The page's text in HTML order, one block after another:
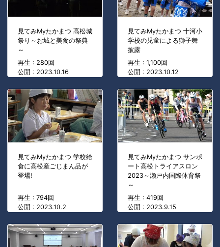
見てみMyたかまつ 高松城
祭り～お城と美食の祭典
～
再生 : 280回
公開 : 2023.10.16
見てみMyたかまつ 十河小
学校の児童による獅子舞
披露
再生 : 1,100回
公開 : 2023.10.12
見てみMyたかまつ 学校給
食に高松産ごじまん品が
登場!
再生 : 794回
公開 : 2023.10.2
見てみMyたかまつ サンポ
ート高松トライアスロン
2023～瀬戸内国際体育祭
～
再生 : 419回
公開 : 2023.9.15